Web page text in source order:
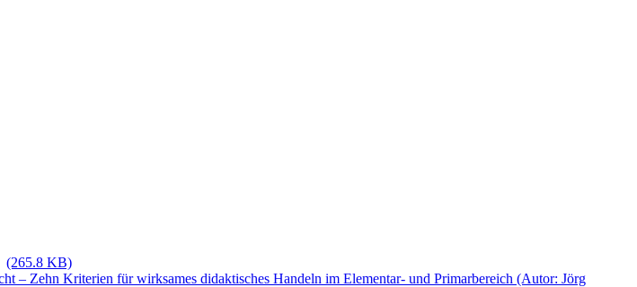
(265.8 KB)
– Zehn Kriterien für wirksames didaktisches Handeln im Elementar- und Primarbereich (Autor: Jörg